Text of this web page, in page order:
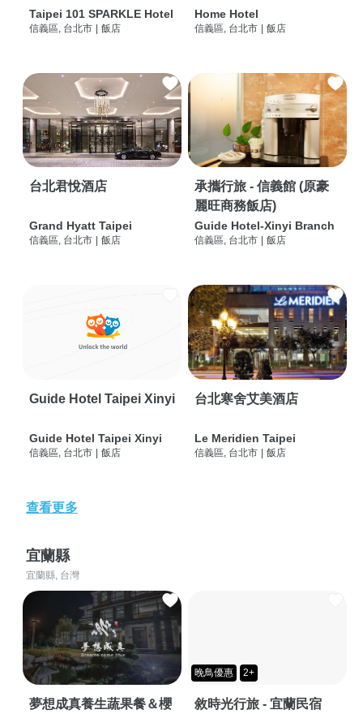
Taipei 101 SPARKLE Hotel
信義區, 台北市 飯店
Home Hotel
信義區, 台北市 飯店
台北君悅酒店
Grand Hyatt Taipei
信義區, 台北市 飯店
承攜行旅 - 信義館 (原豪
麗旺商務飯店)
Guide Hotel-Xinyi Branch
信義區, 台北市 飯店
Guide Hotel Taipei Xinyi
Guide Hotel Taipei Xinyi
信義區, 台北市 | 飯店
台北寒舍艾美酒店
Le Meridien Taipei
信義區, 台北市 | 飯店
查看更多
宜蘭縣
宜蘭縣, 台灣
夢想成真養生蔬果餐＆櫻
晚鳥優惠 2+
敘時光行旅 - 宜蘭民宿